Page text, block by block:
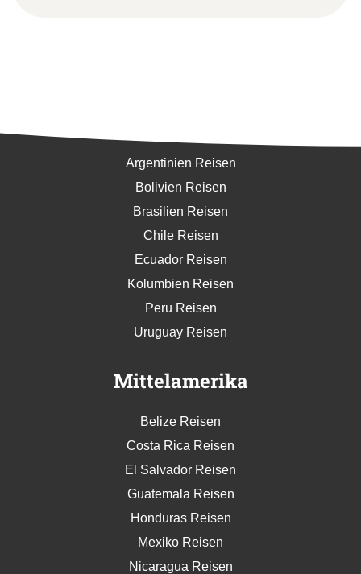
Argentinien Reisen
Bolivien Reisen
Brasilien Reisen
Chile Reisen
Ecuador Reisen
Kolumbien Reisen
Peru Reisen
Uruguay Reisen
Mittelamerika
Belize Reisen
Costa Rica Reisen
El Salvador Reisen
Guatemala Reisen
Honduras Reisen
Mexiko Reisen
Nicaragua Reisen